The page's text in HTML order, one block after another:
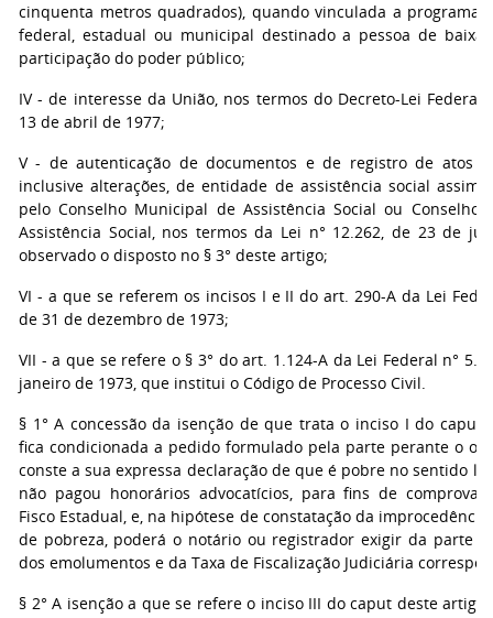
cinquenta metros quadrados), quando vinculada a programa
federal, estadual ou municipal destinado a pessoa de baixa
participação do poder público;
IV - de interesse da União, nos termos do Decreto-Lei Federal
13 de abril de 1977;
V - de autenticação de documentos e de registro de atos
inclusive alterações, de entidade de assistência social assim
pelo Conselho Municipal de Assistência Social ou Conselho
Assistência Social, nos termos da Lei n° 12.262, de 23 de
observado o disposto no § 3° deste artigo;
VI - a que se referem os incisos I e II do art. 290-A da Lei
de 31 de dezembro de 1973;
VII - a que se refere o § 3° do art. 1.124-A da Lei Federal n°
janeiro de 1973, que institui o Código de Processo Civil.
§ 1° A concessão da isenção de que trata o inciso I do caput
fica condicionada a pedido formulado pela parte perante o
conste a sua expressa declaração de que é pobre no sentido
não pagou honorários advocatícios, para fins de
Fisco Estadual, e, na hipótese de constatação da
de pobreza, poderá o notário ou registrador exigir da parte o
dos emolumentos e da Taxa de Fiscalização Judiciária
§ 2° A isenção a que se refere o inciso III do caput deste artigo